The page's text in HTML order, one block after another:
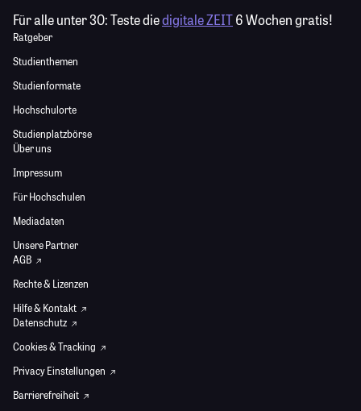
Für alle unter 30:Teste diedigitale ZEIT6 Wochen gratis!
Ratgeber
Studienthemen
Studienformate
Hochschulorte
Studienplatzbörse
Über uns
Impressum
Für Hochschulen
Mediadaten
Unsere Partner
AGB
Rechte & Lizenzen
Hilfe & Kontakt
Datenschutz
Cookies & Tracking
Privacy Einstellungen
Barrierefreiheit